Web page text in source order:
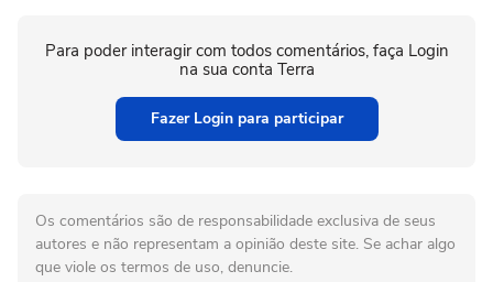
Para poder interagir com todos comentários, faça Login
na sua conta Terra
Fazer Login para participar
Os comentários são de responsabilidade exclusiva de seus
autores e não representam a opinião deste site. Se achar algo
que viole os termos de uso, denuncie.